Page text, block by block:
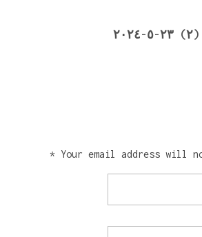
Your email address will